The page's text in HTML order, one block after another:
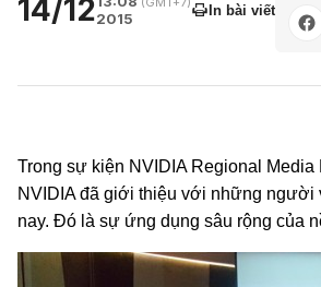
14/122015 In bài viết
Trong sự kiện NVIDIA Regional
NVIDIA đã giới thiệu với những người
nay. Đó là sự ứng dụng sâu rộng của